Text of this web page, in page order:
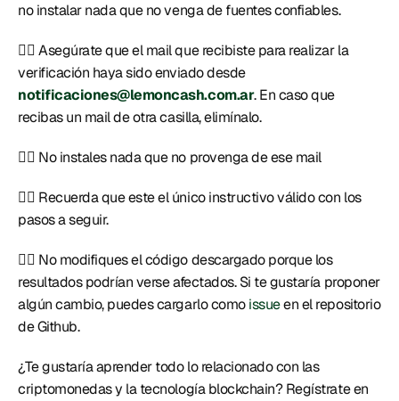
no instalar nada que no venga de fuentes confiables.
👉🏻 Asegúrate que el mail que recibiste para realizar la
verificación haya sido enviado desde
notificaciones@lemoncash.com.ar. En caso que
recibas un mail de otra casilla, elimínalo.
👉🏻 No instales nada que no provenga de ese mail
👉🏻 Recuerda que este el único instructivo válido con los
pasos a seguir.
👉🏻 No modifiques el código descargado porque los
resultados podrían verse afectados. Si te gustaría proponer
algún cambio, puedes cargarlo como issue en el repositorio
de Github.
¿Te gustaría aprender todo lo relacionado con las
criptomonedas y la tecnología blockchain? Regístrate en